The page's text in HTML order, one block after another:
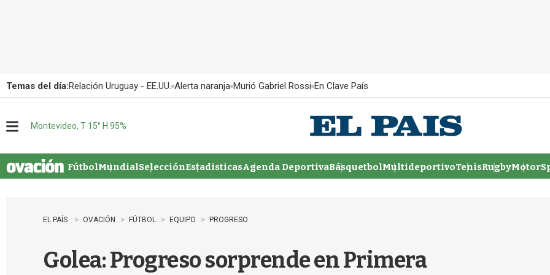
Temas del día:Relación Uruguay - EE.UU. Alerta naranja Murió Gabriel Rossi En Clave País
u
Montevideo, T 15° H 95%
FútbolMundialSelecciónEstadisticasAgenda DeportivaBásquetbolMultideportivoTenisRugby
EL PAÍS OVACIÓN FÚTBOL EQUIPO PROGRESO
Golea: Progreso sorprende en Primera